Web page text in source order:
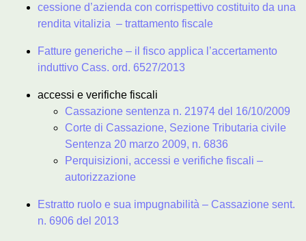
cessione d’azienda con corrispettivo costituito da una
rendita vitalizia – trattamento fiscale
Fatture generiche – il fisco applica l’accertamento
induttivo Cass. ord. 6527/2013
accessi e verifiche fiscali
Cassazione sentenza n. 21974 del 16/10/2009
Corte di Cassazione, Sezione Tributaria civile
Sentenza 20 marzo 2009, n. 6836
Perquisizioni, accessi e verifiche fiscali –
autorizzazione
Estratto ruolo e sua impugnabilità – Cassazione sent.
n. 6906 del 2013